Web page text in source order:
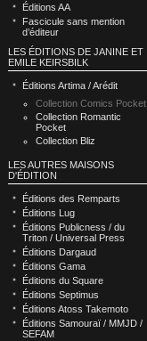
Éditions AA
Fascicule sans mention
d’éditeur
LES ÉDITIONS DE JANINE ET
EMILE KEIRSBILK
Éditions Artima / Arédit
Collection Comics Pocket
Collection Romantic
Pocket
Collection Bliz
LES AUTRES MAISONS
D'ÉDITION
Éditions des Remparts
Éditions Lug
Éditions Publicness / du
Triton / Universal Press
Éditions Dargaud
Éditions Gama
Éditions du Square
Éditions Septimus
Éditions Atoss Takemoto
Éditions Samouraï / MMJD /
SEFAM